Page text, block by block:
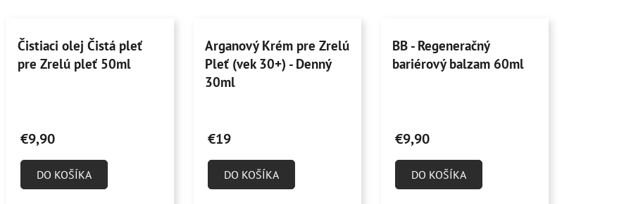
Čistiaci olej Čistá pleť
pre Zrelú pleť 50ml
hodnotenie
produktu
5,0
€9,90
DO KOŠÍKA
Arganový Krém pre Zrelú
Pleť (vek 30+) - Denný
30ml
hodnotenie
5,0
€19
DO KOŠÍKA
BB - Regeneračný
bariérový balzam 60ml
hodnotenie
produktu
4,9
€9,90
DO KOŠÍKA